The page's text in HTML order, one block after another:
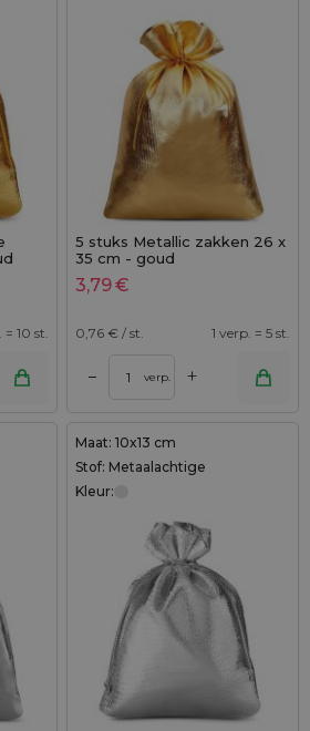
= 10 st.
5 stuks Metallic zakken 26 x
35 cm - goud
3,79€
0,76 € / st. 1 verp. = 5 st.
– verp. +
Maat: 10x13 cm
Stof: Metaalachtige
Kleur: